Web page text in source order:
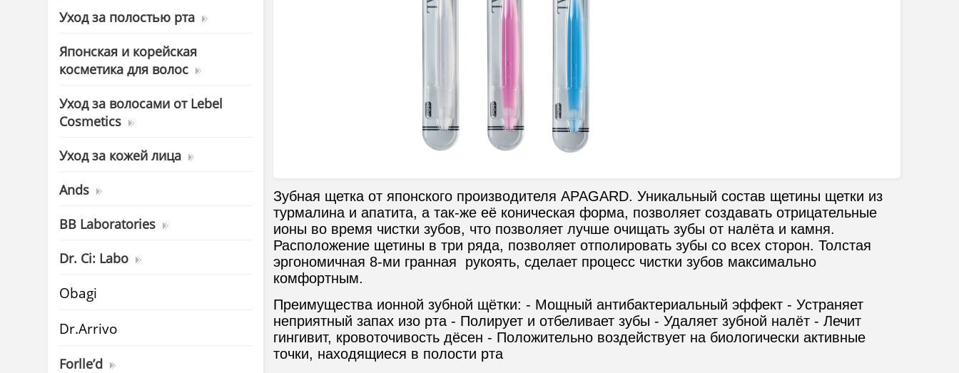
Уход за полостью рта
Японская и корейская
косметика для волос
Уход за волосами от Lebel
Cosmetics
Уход за кожей лица
Ands
BB Laboratories
Dr. Ci: Labo
Obagi
Dr.Arrivo
Forlle’d
Зубная щетка от японского производителя APAGARD. Уникальный состав щетины щетки из
турмалина и апатита, а так-же её коническая форма, позволяет создавать отрицательные
ионы во время чистки зубов, что позволяет лучше очищать зубы от налёта и камня.
Расположение щетины в три ряда, позволяет отполировать зубы со всех сторон. Толстая
эргономичная 8-ми гранная рукоять, сделает процесс чистки зубов максимально
комфортным.
Преимущества ионной зубной щётки: - Мощный антибактериальный эффект - Устраняет
неприятный запах изо рта - Полирует и отбеливает зубы - Удаляет зубной налёт - Лечит
гингивит, кровоточивость дёсен - Положительно воздействует на биологически активные
точки, находящиеся в полости рта